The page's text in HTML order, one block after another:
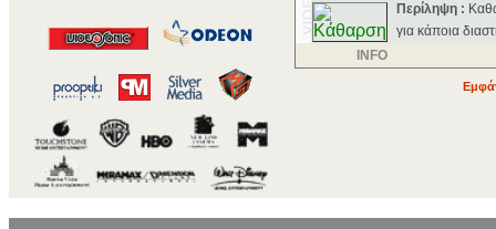
Περίληψη :
για κάποια
INFO